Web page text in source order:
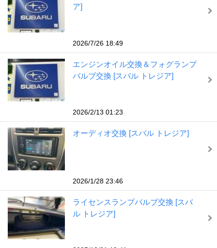
ア]
2026/7/26 18:49
エンジンオイル交換＆フォグランプ
バルブ交換 [スバル トレジア]
2026/2/13 01:23
オーディオ交換 [スバル トレジア]
2026/1/28 23:46
ライセンスランプバルブ交換 [スバ
ル トレジア]